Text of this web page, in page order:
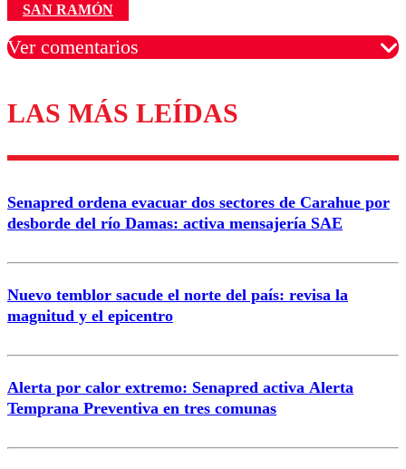
SAN RAMÓN
Ver comentarios
Los comentarios son moderados para garantizar un
diálogo respetuoso.
Correo
LAS MÁS LEÍDAS
Senapred ordena evacuar dos sectores de Carahue por
desborde del río Damas: activa mensajería SAE
Nuevo temblor sacude el norte del país: revisa la
magnitud y el epicentro
Alerta por calor extremo: Senapred activa Alerta
Temprana Preventiva en tres comunas